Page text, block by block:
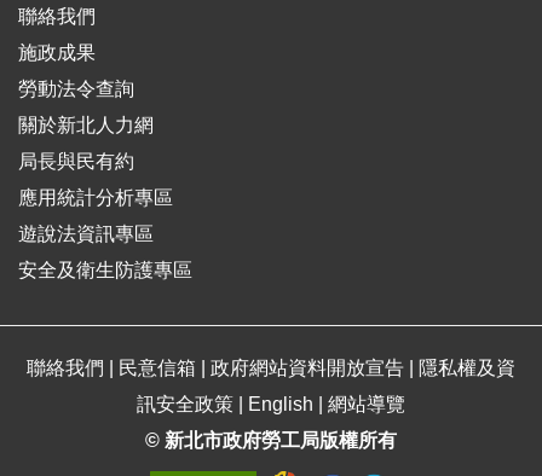
聯絡我們
施政成果
勞動法令查詢
關於新北人力網
局長與民有約
應用統計分析專區
遊說法資訊專區
安全及衛生防護專區
聯絡我們 民意信箱 政府網站資料開放宣告
隱私權及資
訊安全政策
English
網站導覽
© 新北市政府勞工局版權所有